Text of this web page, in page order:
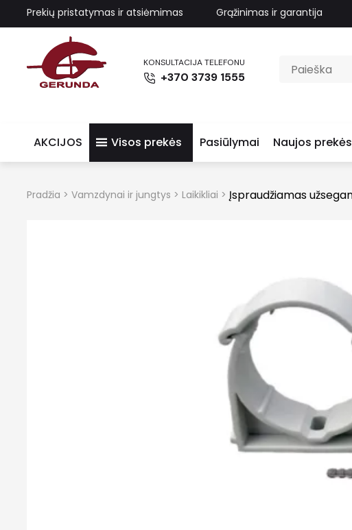
Prekių pristatymas ir atsiėmimas Grąžinimas ir garantija
KONSULTACIJA TELEFONU
+370 3739 1555
AKCIJOS Visos prekės Pasiūlymai Naujos prekės
Pradžia > Vamzdynai ir jungtys > Laikikliai > Įspraudžiamas